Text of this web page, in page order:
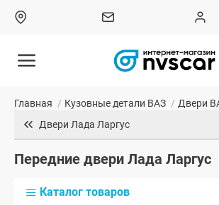
Главная / Кузовные детали ВАЗ / Двери
Двери Лада Ларгус
Передние двери Лада Ларгус
Каталог товаров